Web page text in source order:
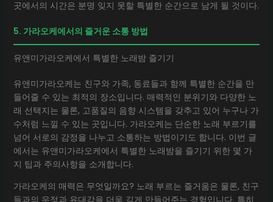
곳에서의 시간은 분명 잊지 못할 특별한 순간으로 남게 될 것이다.
5. 가라오케에서의 즐거운 소통 방법
유앤미가라오케에서 특별한 노래밤 즐기기
유앤미가라오케는 친구와 가족, 동료들과 함께 특별한 순간을 만
들어줄 수 있는 최적의 장소입니다. 매력적인 분위기와 다양한 노
래 선택지는 물론, 고품질의 음향 시스템을 갖추고 있어 누구나 가
수처럼 느낄 수 있는 곳입니다. 가라오케는 단순한 노래 부르기를
넘어 서로의 감정을 나누고 소통하는 방법이기도 합니다. 이번 글
에서는 유앤미가라오케에서 특별한 노래밤을 즐기기 위한 몇 가
지 팁과 주의사항을 소개합니다.
가라오케의 매력은 무엇일까요? 노래 부르는 즐거움은 물론, 친구
들과의 우정과 유대감을 더욱 깊게 만들어주는 경험입니다. 특히